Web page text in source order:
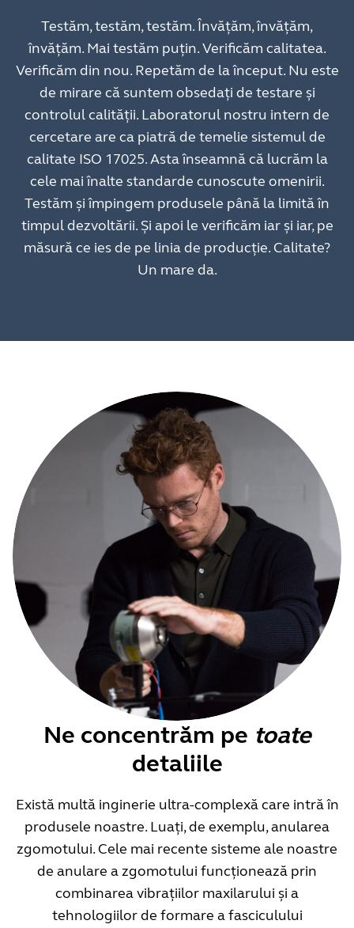
Testăm, testăm, testăm. Învățăm, învățăm,
învățăm. Mai testăm puțin. Verificăm calitatea.
Verificăm din nou. Repetăm de la început. Nu este
de mirare că suntem obsedați de testare și
controlul calității. Laboratorul nostru intern de
cercetare are ca piatră de temelie sistemul de
calitate ISO 17025. Asta înseamnă că lucrăm la
cele mai înalte standarde cunoscute omenirii.
Testăm și împingem produsele până la limită în
timpul dezvoltării. Și apoi le verificăm iar și iar, pe
măsură ce ies de pe linia de producție. Calitate?
Un mare da.
Ne concentrăm pe toate
detaliile
Există multă inginerie ultra-complexă care intră în
produsele noastre. Luați, de exemplu, anularea
zgomotului. Cele mai recente sisteme ale noastre
de anulare a zgomotului funcționează prin
combinarea vibrațiilor maxilarului și a
tehnologiilor de formare a fasciculului